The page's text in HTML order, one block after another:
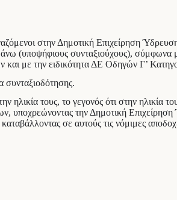
στην Δημοτική Επιχείρηση
(υποψήφιους συνταξιούχους),
με την ειδικότητα ΔΕ Οδηγών Γ’
συνταξιοδότησης.
τους, το γεγονός ότι στην ηλικία
υποχρεώνοντας την Δημοτική
σε αυτούς τις νόμιμες